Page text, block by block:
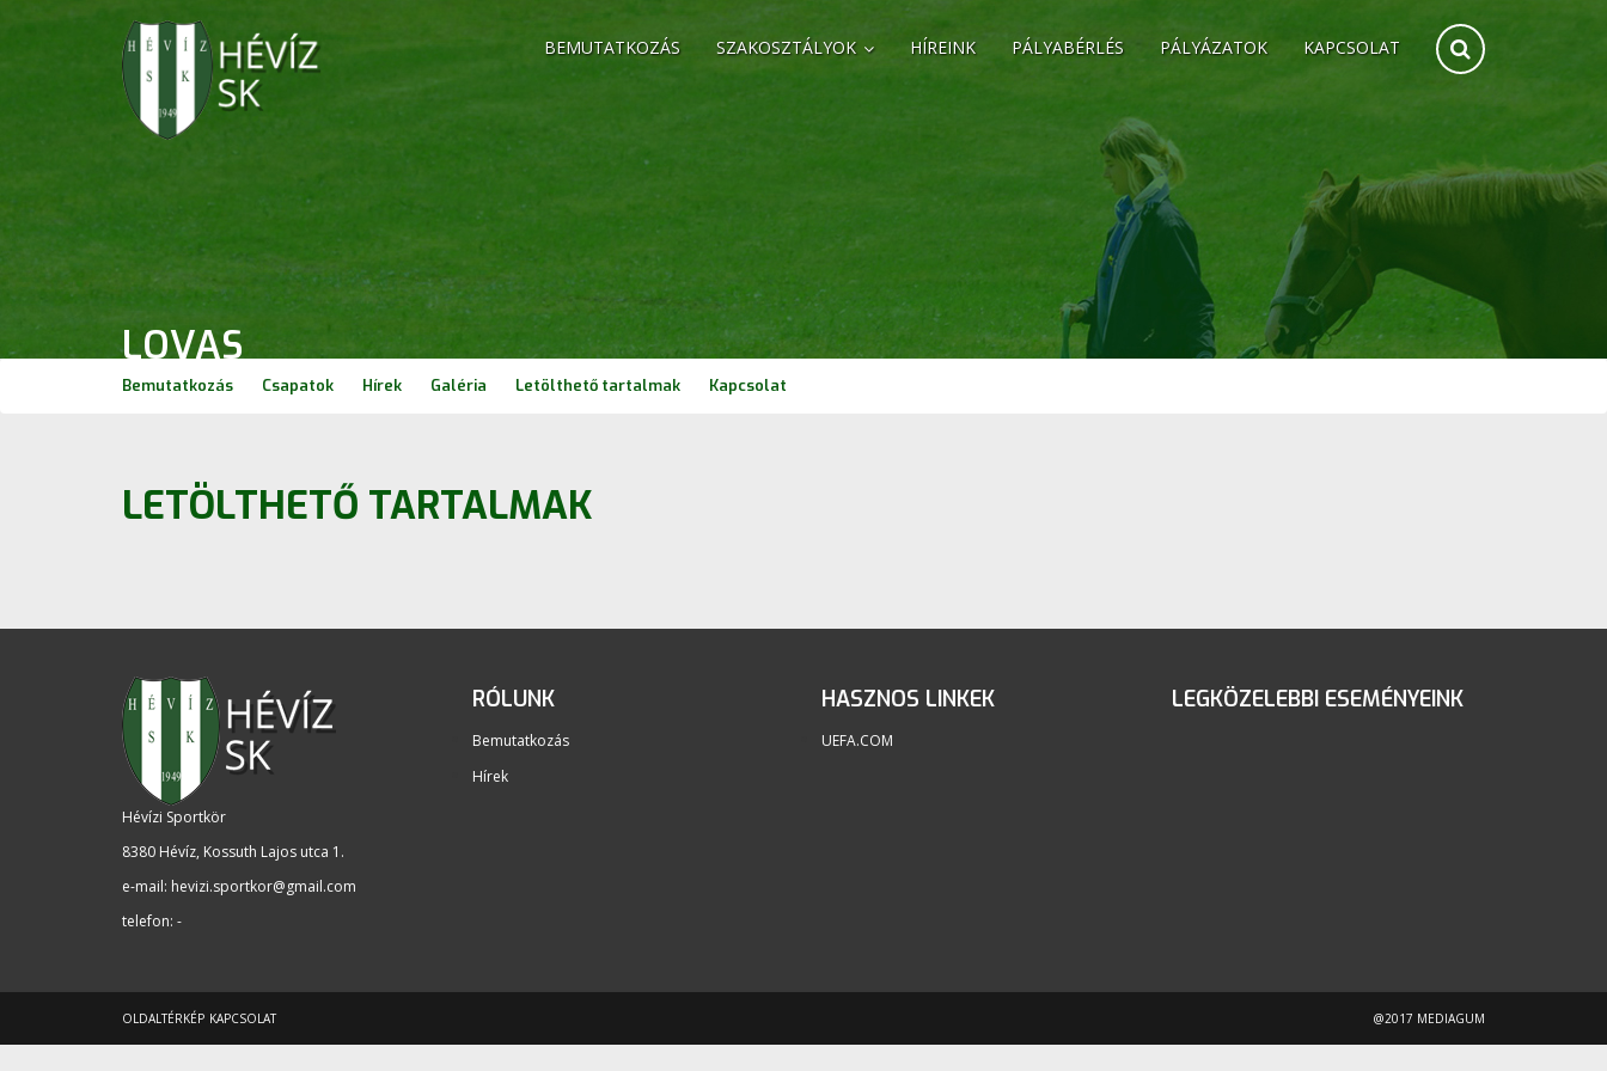
BEMUTATKOZÁS SZAKOSZTÁLYOK HÍREINK PÁLYABÉRLÉS PÁLYÁZATOK KAPCSOLAT
LOVAS
Bemutatkozás Csapatok Hírek Galéria Letölthető tartalmak Kapcsolat
LETÖLTHETŐ TARTALMAK
Hévízi Sportkör
8380 Hévíz, Kossuth Lajos utca 1 .
e-mail: hevizi.sportkor@gmail.com
telefon: -
RÓLUNK
Bemutatkozás
Hírek
HASZNOS LINKEK
UEFA.COM
LEGKÖZELEBBI ESEMÉNYEINK
OLDALTÉRKÉP KAPCSOLAT @2017 MEDIAGUM